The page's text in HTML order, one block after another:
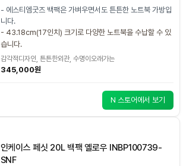
- 에스티엠굿즈 백팩은 가벼우면서도 튼튼한 노트북 가방입
니다.
- 43.18cm(17인치) 크기로 다양한 노트북을 수납할 수 있
습니다.
감각적디자인, 튼튼한외관, 수명이오래가는
345,000원
N 스토어에서 보기
인케이스 페싯 20L 백팩 옐로우 INBP100739-
SNF